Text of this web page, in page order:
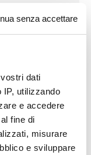
senza accettare
dati
IP, utilizzando
e accedere
fine di
misurare
e sviluppare
euro/die)
tra
– gli altri sono
vantaggi.
dei bus di
l’uso gratuito